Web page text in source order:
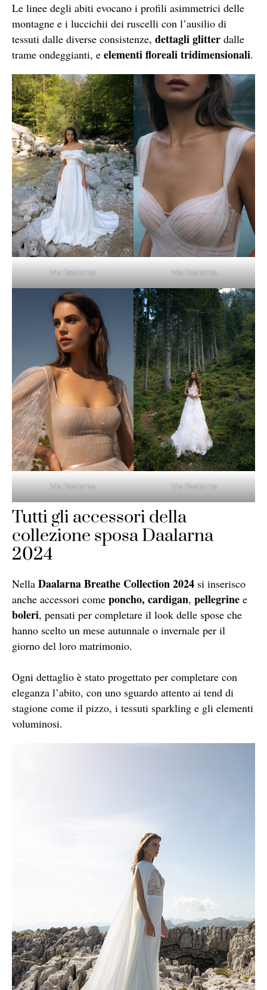
Le linee degli abiti evocano i profili asimmetrici delle
montagne e i luccichii dei ruscelli con l’ausilio di
tessuti dalle diverse consistenze, dettagli glitter dalle
trame ondeggianti, e elementi floreali tridimensionali.
Via Daalarna Via Daalarna
Via Daalarna Via Daalarna
Tutti gli accessori della
collezione sposa Daalarna
2024
Nella Daalarna Breathe Collection 2024 si inserisco
anche accessori come poncho, cardigan, pellegrine e
boleri, pensati per completare il look delle spose che
hanno scelto un mese autunnale o invernale per il
giorno del loro matrimonio.
Ogni dettaglio è stato progettato per completare con
eleganza l’abito, con uno sguardo attento ai tend di
stagione come il pizzo, i tessuti sparkling e gli elementi
voluminosi.